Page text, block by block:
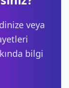
veya
bilgi